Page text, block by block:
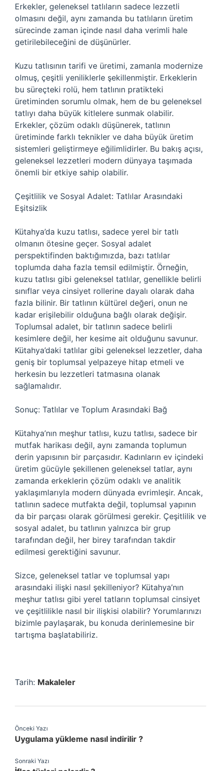
Erkekler, geleneksel tatlıların sadece lezzetli
olmasını değil, aynı zamanda bu tatlıların üretim
sürecinde zaman içinde nasıl daha verimli hale
getirilebileceğini de düşünürler.
Kuzu tatlısının tarifi ve üretimi, zamanla modernize
olmuş, çeşitli yeniliklerle şekillenmiştir. Erkeklerin
bu süreçteki rolü, hem tatlının pratikteki
üretiminden sorumlu olmak, hem de bu geleneksel
tatlıyı daha büyük kitlelere sunmak olabilir.
Erkekler, çözüm odaklı düşünerek, tatlının
üretiminde farklı teknikler ve daha büyük üretim
sistemleri geliştirmeye eğilimlidirler. Bu bakış açısı,
geleneksel lezzetleri modern dünyaya taşımada
önemli bir etkiye sahip olabilir.
Çeşitlilik ve Sosyal Adalet: Tatlılar Arasındaki
Eşitsizlik
Kütahya’da kuzu tatlısı, sadece yerel bir tatlı
olmanın ötesine geçer. Sosyal adalet
perspektifinden baktığımızda, bazı tatlılar
toplumda daha fazla temsil edilmiştir. Örneğin,
kuzu tatlısı gibi geleneksel tatlılar, genellikle belirli
sınıflar veya cinsiyet rollerine dayalı olarak daha
fazla bilinir. Bir tatlının kültürel değeri, onun ne
kadar erişilebilir olduğuna bağlı olarak değişir.
Toplumsal adalet, bir tatlının sadece belirli
kesimlere değil, her kesime ait olduğunu savunur.
Kütahya’daki tatlılar gibi geleneksel lezzetler, daha
geniş bir toplumsal yelpazeye hitap etmeli ve
herkesin bu lezzetleri tatmasına olanak
sağlamalıdır.
Sonuç: Tatlılar ve Toplum Arasındaki Bağ
Kütahya’nın meşhur tatlısı, kuzu tatlısı, sadece bir
mutfak harikası değil, aynı zamanda toplumun
derin yapısının bir parçasıdır. Kadınların ev içindeki
üretim gücüyle şekillenen geleneksel tatlar, aynı
zamanda erkeklerin çözüm odaklı ve analitik
yaklaşımlarıyla modern dünyada evrimleşir. Ancak,
tatlının sadece mutfakta değil, toplumsal yapının
da bir parçası olarak görülmesi gerekir. Çeşitlilik ve
sosyal adalet, bu tatlının yalnızca bir grup
tarafından değil, her birey tarafından takdir
edilmesi gerektiğini savunur.
Sizce, geleneksel tatlar ve toplumsal yapı
arasındaki ilişki nasıl şekilleniyor? Kütahya’nın
meşhur tatlısı gibi yerel tatların toplumsal cinsiyet
ve çeşitlilikle nasıl bir ilişkisi olabilir? Yorumlarınızı
bizimle paylaşarak, bu konuda derinlemesine bir
tartışma başlatabiliriz.
Tarih: Makaleler
Önceki Yazı
Uygulama yükleme nasıl indirilir ?
Sonraki Yazı